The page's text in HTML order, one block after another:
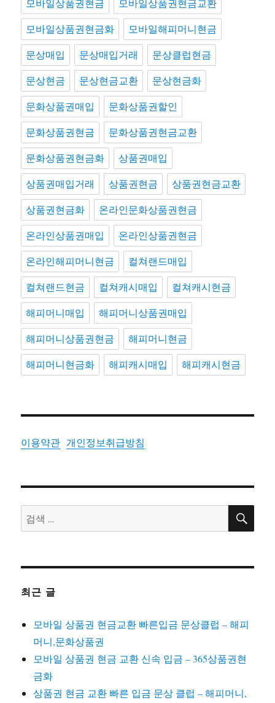
모바일상품권현금 모바일상품권현금교환
모바일상품권현금화 모바일해피머니현금
문상매입 문상매입거래 문상클럽현금
문상현금 문상현금교환 문상현금화
문화상품권매입 문화상품권할인
문화상품권현금 문화상품권현금교환
문화상품권현금화 상품권매입
상품권매입거래 상품권현금 상품권현금교환
상품권현금화 온라인문화상품권현금
온라인상품권매입 온라인상품권현금
온라인해피머니현금 컬쳐랜드매입
컬쳐랜드현금 컬쳐캐시매입 컬쳐캐시현금
해피머니매입 해피머니상품권매입
해피머니상품권현금 해피머니현금
해피머니현금화 해피캐시매입 해피캐시현금
이용약관 개인정보취급방침
검
색:
검
최근 글
모바일 상품권 현금교환 빠른입금 문상클럽 – 해피
머니,문화상품권
모바일 상품권 현금 교환 신속 입금 – 365상품권현
금화
상품권 현금 교환 빠른 입금 문상 클럽 – 해피머니,